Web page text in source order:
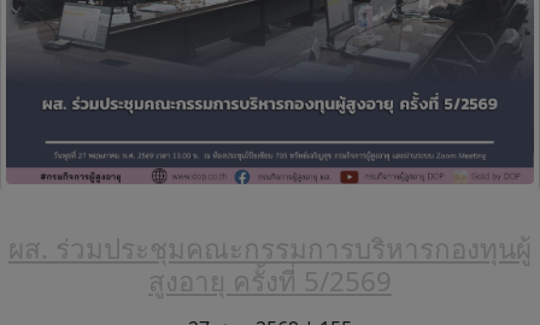
ผส. ร่วมประชุมคณะกรรมการบริหารกองทุนผู้
สูงอายุ ครั้งที่ 5/2569